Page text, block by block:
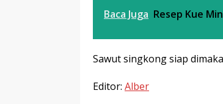
Baca Juga Resep Kue
Sawut singkong siap
Editor: Alber